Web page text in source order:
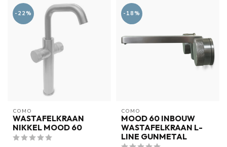
-22%
COMO
WASTAFELKRAAN
NIKKEL MOOD 60
-18%
COMO
MOOD 60 INBOUW
WASTAFELKRAAN L-
LINE GUNMETAL